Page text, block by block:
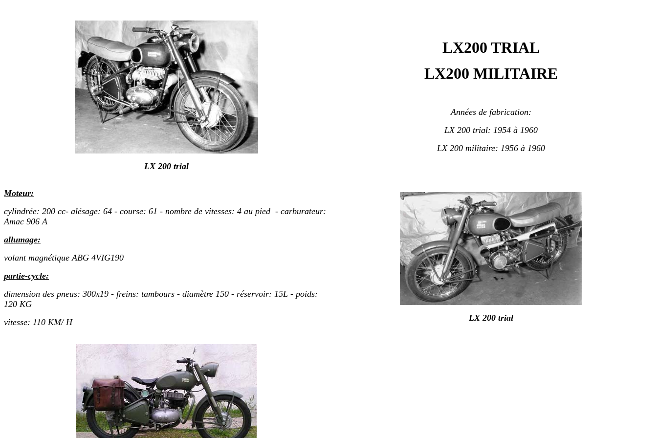
LX 200 trial
LX200 TRIAL
LX200 MILITAIRE
Années de fabrication:
LX 200 trial: 1954 à 1960
LX 200 militaire: 1956 à 1960
Moteur:
cylindrée: 200 cc- alésage: 64 - course: 61 - nombre de vitesses: 4 au pied - carburateur:
Amac 906 A
allumage:
volant magnétique ABG 4VIG190
partie-cycle:
dimension des pneus: 300x19 - freins: tambours - diamètre 150 - réservoir: 15L - poids:
120 KG
vitesse: 110 KM/ H
LX 200 trial